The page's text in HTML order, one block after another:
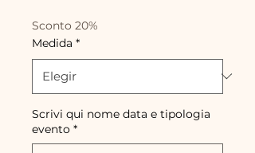
Sconto 20%
Medida *
Scrivi qui nome data e tipologia
evento *